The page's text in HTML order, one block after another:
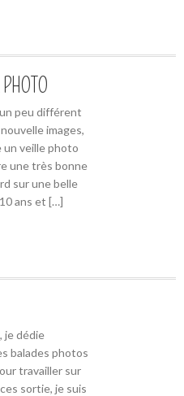
peu différent
images,
un veille photo
une très bonne
sur une belle
ans et […]
je dédie
balades photos
travailler sur
sortie, je suis